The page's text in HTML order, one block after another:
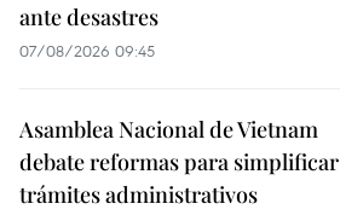
ante desastres
07/08/2026 09:45
Asamblea Nacional de Vietnam
debate reformas para simplificar
trámites administrativos